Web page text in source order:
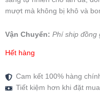
mượt mà không bị khô và
Vận Chuyển: Phí ship đồng
Hết hàng
Cam kết 100% hàng
Tiết kiệm hơn khi đặt